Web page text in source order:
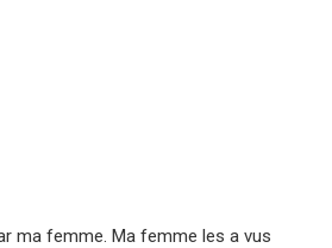
ma femme. Ma femme les a vus